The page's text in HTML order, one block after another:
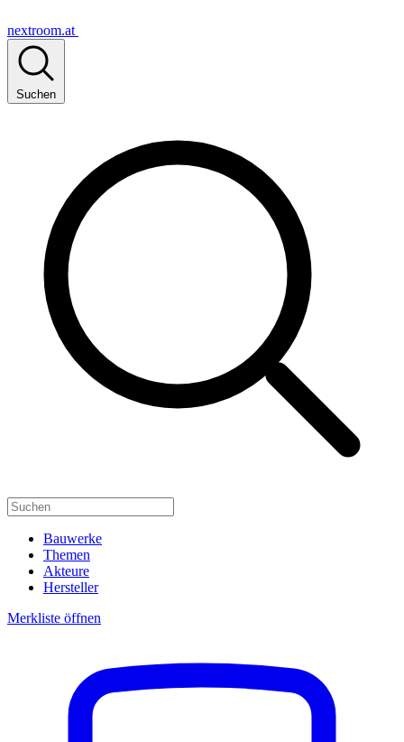
nextroom.at
Suchen
Bauwerke
Themen
Akteure
Hersteller
Merkliste öffnen